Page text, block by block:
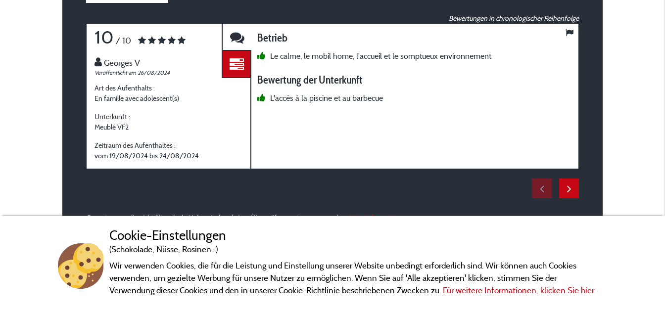
Bewertungen in chronologischer Reihenfolge
10 / 10
Georges V
Veröffentlicht am 26/08/2024
Art des Aufenthalts :
En famille avec adolescent(s)
Unterkunft :
Meublé VF2
Zeitraum des Aufenthaltes :
vom 19/08/2024 bis 24/08/2024
Betrieb
Le calme, le mobil home, l'accueil et le somptueux environnement
Bewertung der Unterkunft
L'accès à la piscine et au barbecue
Bewertungen, die nicht älter als drei Jahre sind und einer Überprüfung unterzogen wurden.Mehr Informationen
Cookie-Einstellungen
(Schokolade, Nüsse, Rosinen...)
Wir verwenden Cookies, die für die Leistung und Einstellung unserer Website unbedingt erforderlich sind. Wir können auch Cookies
verwenden, um gezielte Werbung für unsere Nutzer zu ermöglichen. Wenn Sie auf 'Alle akzeptieren' klicken, stimmen Sie der
Verwendung dieser Cookies und den in unserer Cookie-Richtlinie beschriebenen Zwecken zu. Für weitere Informationen, klicken Sie hier